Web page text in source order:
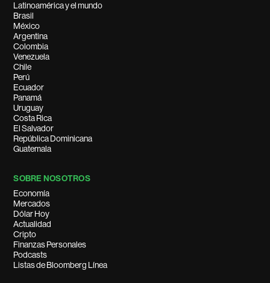
Latinoamérica y el mundo
Brasil
México
Argentina
Colombia
Venezuela
Chile
Perú
Ecuador
Panamá
Uruguay
Costa Rica
El Salvador
República Dominicana
Guatemala
SOBRE NOSOTROS
Economía
Mercados
Dólar Hoy
Actualidad
Cripto
Finanzas Personales
Podcasts
Listas de Bloomberg Línea